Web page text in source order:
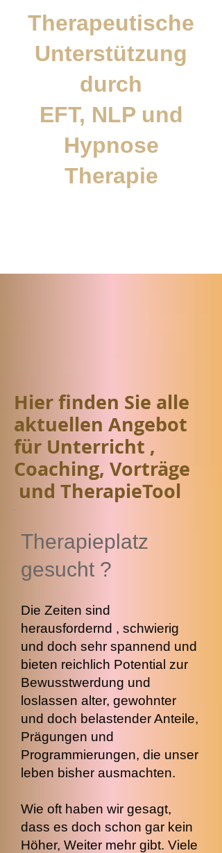
Therapeutische
Unterstützung
durch
EFT, NLP und
Hypnose
Therapie
Hier finden Sie alle
aktuellen Angebot
für Unterricht ,
Coaching, Vorträge
und TherapieTool
Therapieplatz
gesucht ?
Die Zeiten sind
herausfordernd , schwierig
und doch sehr spannend und
bieten reichlich Potential zur
Bewusstwerdung und
loslassen alter, gewohnter
und doch belastender Anteile,
Prägungen und
Programmierungen, die unser
leben bisher ausmachten.
Wie oft haben wir gesagt,
dass es doch schon gar kein
Höher, Weiter mehr gibt. Viele